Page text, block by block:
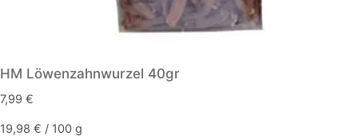
HM Löwenzahnwurzel 40gr
7,99 €
19,98 € / 100 g